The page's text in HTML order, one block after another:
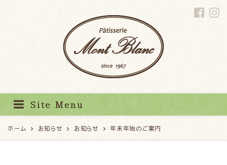
Site Menu
ホーム お知らせ お知らせ 年末年始のご案内